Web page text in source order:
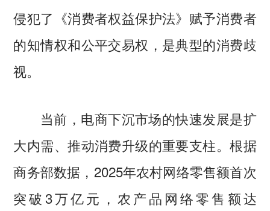
侵犯了《消费者权益保护法》赋予消费者
的知情权和公平交易权，是典型的消费歧
视。
当前，电商下沉市场的快速发展是扩
大内需、推动消费升级的重要支柱。根据
商务部数据，2025年农村网络零售额首次
突破3万亿元，农产品网络零售额达